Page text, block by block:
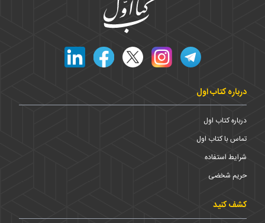
درباره کتاب اول
درباره کتاب اول
تماس با کتاب اول
شرایط استفاده
حریم شخضی
کشف کنید